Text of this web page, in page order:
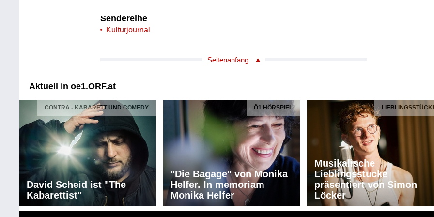
Sendereihe
Kulturjournal
Seitenanfang
Aktuell in oe1.ORF.at
CONTRA - KABARETT UND COMEDY
David Scheid ist "The
Kabarettist"
Ö1 HÖRSPIEL
"Die Bagage" von Monika
Helfer. In memoriam
Monika Helfer
Musikalische
Lieblingsstücke
präsentiert von Simon
Löcker